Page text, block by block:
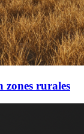
zones rurales